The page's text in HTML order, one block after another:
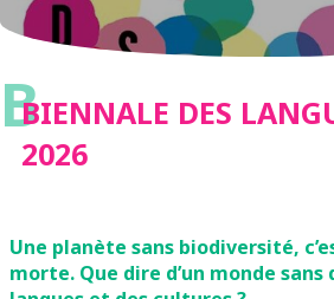
BBIENNALE DES
2026
Une planète sans biodiversité,
morte. Que dire d’un monde